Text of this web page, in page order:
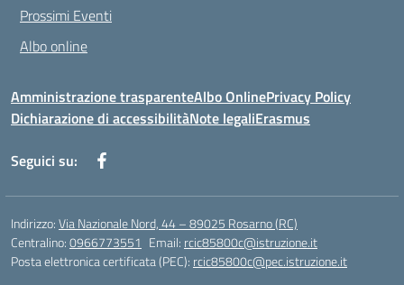
Prossimi Eventi
Albo online
Amministrazione trasparenteAlbo OnlinePrivacy Policy
Dichiarazione di accessibilitàNote legaliErasmus
Seguici su:
Indirizzo:Via Nazionale Nord, 44 – 89025 Rosarno (RC)
Centralino:0966773551 Email: rcic85800c@istruzione.it
Posta elettronica certificata (PEC): rcic85800c@pec.istruzione.it